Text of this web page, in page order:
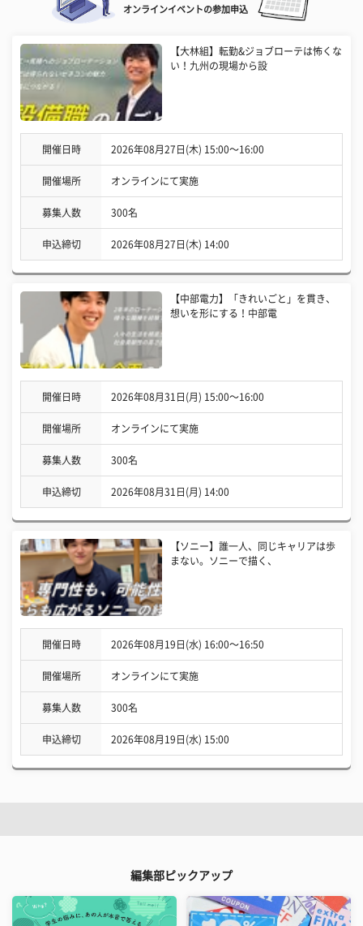
オンラインイベントの参加申込
【大林組】転勤&ジョブローテは怖くな
い！九州の現場から設
開催日時 2026年08月27日(木) 15:00〜16:00
開催場所 オンラインにて実施
募集人数 300名
申込締切 2026年08月27日(木) 14:00
【中部電力】「きれいごと」を貫き、
想いを形にする！中部電
開催日時 2026年08月31日(月) 15:00〜16:00
開催場所 オンラインにて実施
募集人数 300名
申込締切 2026年08月31日(月) 14:00
【ソニー】誰一人、同じキャリアは歩
まない。ソニーで描く、
開催日時 2026年08月19日(水) 16:00〜16:50
開催場所 オンラインにて実施
募集人数 300名
申込締切 2026年08月19日(水) 15:00
編集部ピックアップ